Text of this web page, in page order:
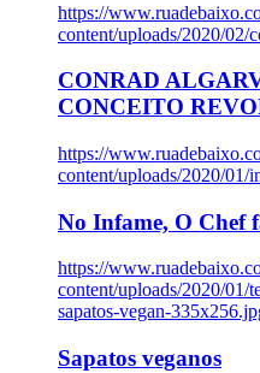
https://
content/uploads/2020/02/
CONRAD
CONCEITO
https://
content/uploads/2020/01/
No Infame, O Chef
https://
content/uploads/2020/01/
sapatos-vegan-
Sapatos veganos